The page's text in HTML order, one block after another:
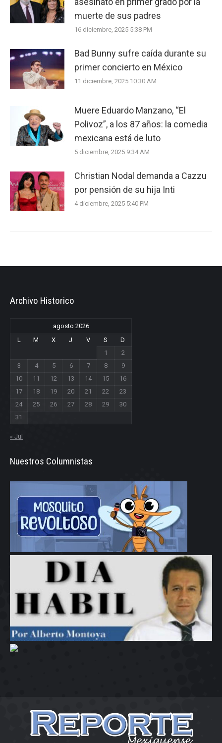
muerte de sus padres
16 diciembre, 2025 5:38 PM
Bad Bunny sufre caída durante su
primer concierto en México
11 diciembre, 2025 10:30 AM
Muere Eduardo Manzano, “El
Polivoz”, a los 87 años: la comedia
mexicana está de luto
5 diciembre, 2025 9:34 AM
Christian Nodal demanda a Cazzu
por pensión de su hija Inti
4 diciembre, 2025 5:40 PM
Archivo Historico
agosto 2026
L
M X J V S
D
1
2
3
4 5 6 7 8
9
10
11 12 13 14 15
16
17
18 19 20 21 22
23
24
25 26 27 28 29
30
31
« Jul
Nuestros Columnistas